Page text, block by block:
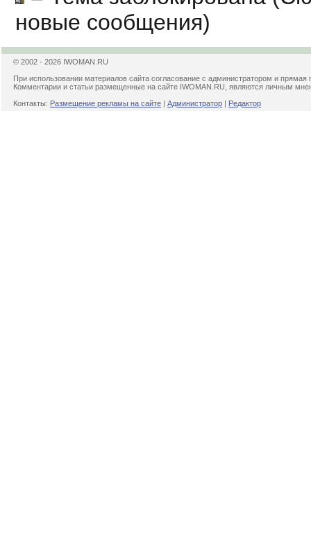
новые сообщения)
© 2002 - 2026 IWOMAN.RU
При использовании материалов сайта согласование с администратором и прямая
Комментарии и статьи размещенные на сайте IWOMAN.RU, являются личным
Контакты: Размещение рекламы на сайте | Администратор | Редактор